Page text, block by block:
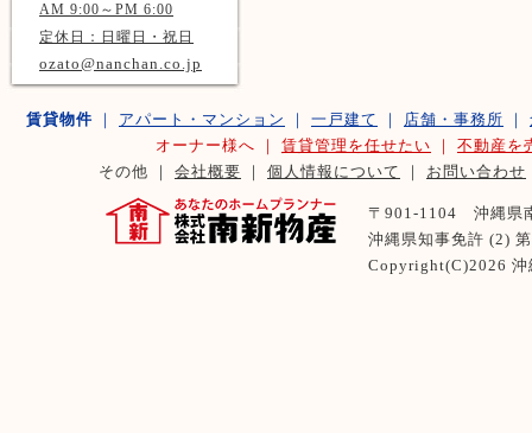
AM 9:00～PM 6:00
定休日：日曜日・祝日
ozato@nanchan.co.jp
賃貸物件 ｜ アパート・マンション ｜ 一戸建て ｜ 店舗・事務所 ｜
オーナー様へ ｜ 賃貸管理を任せたい ｜ 不動産を
その他 ｜ 会社概要 ｜ 個人情報について ｜ お問い合わせ
〒901-1104 沖縄県
沖縄県知事免許 (2)
Copyright(C)2026 沖